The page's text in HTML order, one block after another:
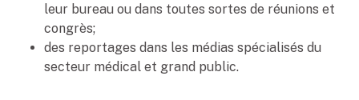
leur bureau ou dans toutes sortes de réunions et
congrès;
des reportages dans les médias spécialisés du
secteur médical et grand public.